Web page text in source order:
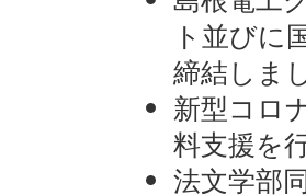
ト並びに
締結しま
新型コロ
料支援を
法文学部